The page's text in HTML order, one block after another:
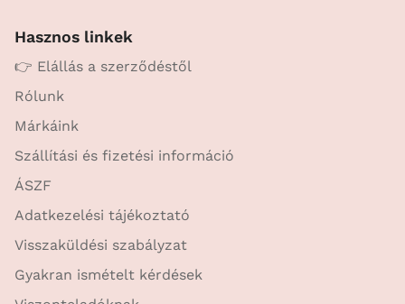
Hasznos linkek
👉 Elállás a szerződéstől
Rólunk
Márkáink
Szállítási és fizetési információ
ÁSZF
Adatkezelési tájékoztató
Visszaküldési szabályzat
Gyakran ismételt kérdések